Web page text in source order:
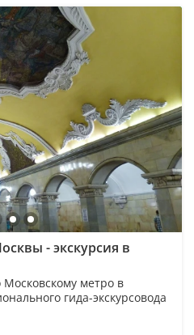
- экскурсия в
метро в
гида-экскурсовода